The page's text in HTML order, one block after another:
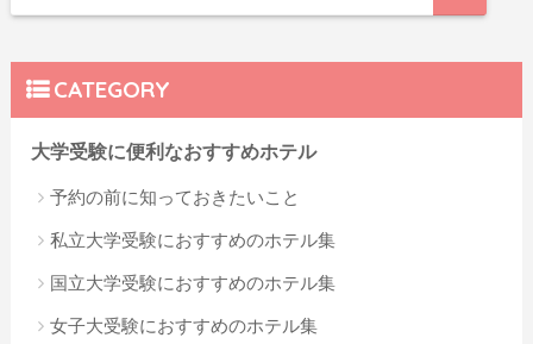
CATEGORY
大学受験に便利なおすすめホテル
予約の前に知っておきたいこと
私立大学受験におすすめのホテル集
国立大学受験におすすめのホテル集
女子大受験におすすめのホテル集